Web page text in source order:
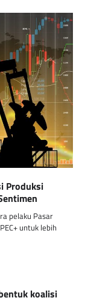
Produksi
pelaku Pasar
untuk lebih
koalisi